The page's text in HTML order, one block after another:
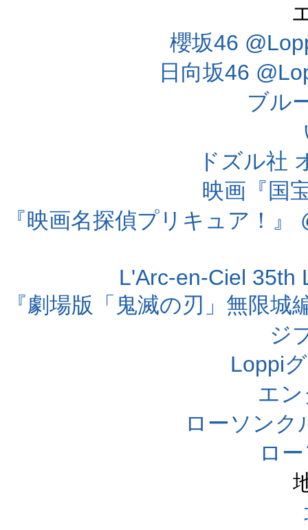
櫻坂46
日向坂46
ブル
ドズル社
映画『国
『映画名探偵プリキュア！
L'Arc-en-Ciel 35th
『劇場版「鬼滅の刃」無限
ジ
Loppi
エ
ローソンク
ロ